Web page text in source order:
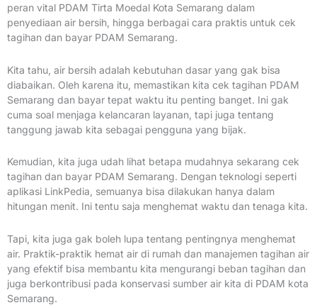
peran vital PDAM Tirta Moedal Kota Semarang dalam
penyediaan air bersih, hingga berbagai cara praktis untuk cek
tagihan dan bayar PDAM Semarang.
Kita tahu, air bersih adalah kebutuhan dasar yang gak bisa
diabaikan. Oleh karena itu, memastikan kita cek tagihan PDAM
Semarang dan bayar tepat waktu itu penting banget. Ini gak
cuma soal menjaga kelancaran layanan, tapi juga tentang
tanggung jawab kita sebagai pengguna yang bijak.
Kemudian, kita juga udah lihat betapa mudahnya sekarang cek
tagihan dan bayar PDAM Semarang. Dengan teknologi seperti
aplikasi LinkPedia, semuanya bisa dilakukan hanya dalam
hitungan menit. Ini tentu saja menghemat waktu dan tenaga kita.
Tapi, kita juga gak boleh lupa tentang pentingnya menghemat
air. Praktik-praktik hemat air di rumah dan manajemen tagihan air
yang efektif bisa membantu kita mengurangi beban tagihan dan
juga berkontribusi pada konservasi sumber air kita di PDAM kota
Semarang.